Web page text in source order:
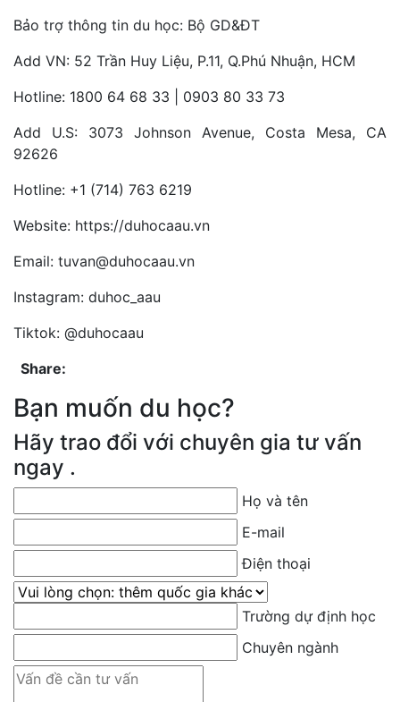
Bảo trợ thông tin du học: Bộ GD&ĐT
Add VN: 52 Trần Huy Liệu, P.11, Q.Phú Nhuận, HCM
Hotline: 1800 64 68 33 | 0903 80 33 73
Add U.S: 3073 Johnson Avenue, Costa Mesa, CA
92626
Hotline: +1 (714) 763 6219
Website: https://duhocaau.vn
Email: tuvan@duhocaau.vn
Instagram: duhoc_aau
Tiktok: @duhocaau
Share:
Bạn muốn du học?
Hãy trao đổi với chuyên gia tư vấn
ngay .
Họ và tên
E-mail
Điện thoại
Quốc gia bạn muốn du học
Trường dự định học
Chuyên ngành